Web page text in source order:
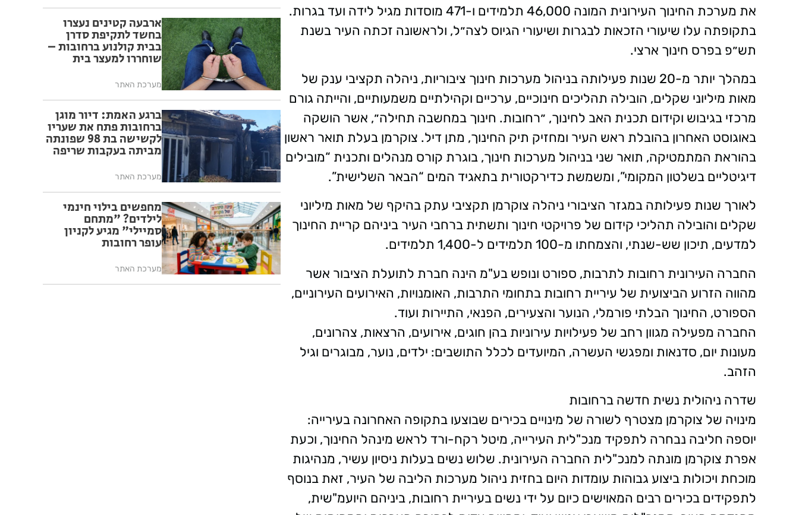
את מערכת החינוך העירונית המונה 46,000 תלמידים ו-471 מוסדות מגיל לידה ועד בגרות.
בתקופתה עלו שיעורי הזכאות לבגרות ושיעורי הגיוס לצה״ל, ולראשונה זכתה העיר בשנת
תש״פ בפרס חינוך ארצי.
במהלך יותר מ-20 שנות פעילותה בניהול מערכות חינוך ציבוריות, ניהלה תקציבי ענק של
מאות מיליוני שקלים, הובילה תהליכים חינוכיים, ערכיים וקהילתיים משמעותיים, והייתה גורם
מרכזי בגיבוש וקידום תכנית האב לחינוך, ״רחובות. חינוך במחשבה תחילה״, אשר הושקה
באוגוסט האחרון בהובלת ראש העיר ומחזיק תיק החינוך, מתן דיל. צוקרמן בעלת תואר ראשון
בהוראת המתמטיקה, תואר שני בניהול מערכות חינוך, בוגרת קורס מנהלים ותכנית “מובילים
דיגיטליים בשלטון המקומי”, ומשמשת כדירקטורית בתאגיד המים “הבאר השלישית”.
לאורך שנות פעילותה במגזר הציבורי ניהלה צוקרמן תקציבי עתק בהיקף של מאות מיליוני
שקלים והובילה תהליכי קידום של פרויקטי חינוך ותשתית ברחבי העיר ביניהם קריית החינוך
למדעים, תיכון שש-שנתי, והצמחתו מ-100 תלמידים ל-1,400 תלמידים.
החברה העירונית רחובות לתרבות, ספורט ונופש בע"מ הינה חברת לתועלת הציבור אשר
מהווה הזרוע הביצועית של עיריית רחובות בתחומי התרבות, האומנויות, האירועים העירוניים,
הספורט, החינוך הבלתי פורמלי, הנוער והצעירים, הפנאי, התיירות ועוד.
החברה מפעילה מגוון רחב של פעילויות עירוניות בהן חוגים, אירועים, הרצאות, צהרונים,
מעונות יום, סדנאות ומפגשי העשרה, המיועדים לכלל התושבים: ילדים, נוער, מבוגרים וגיל
הזהב.
שדרה ניהולית נשית חדשה ברחובות
מינויה של צוקרמן מצטרף לשורה של מינויים בכירים שבוצעו בתקופה האחרונה בעירייה:
יוספה חליבה נבחרה לתפקיד מנכ"לית העירייה, מיטל רקח-ורד לראש מינהל החינוך, וכעת
אפרת צוקרמן מונתה למנכ"לית החברה העירונית. שלוש נשים בעלות ניסיון עשיר, מנהיגות
מוכחת ויכולות ביצוע גבוהות עומדות היום בחזית ניהול מערכות הליבה של העיר, זאת בנוסף
לתפקידים בכירים רבים המאוישים כיום על ידי נשים בעיריית רחובות, ביניהם היועמ"שית,
ארבעה קטינים נעצרו
בחשד לתקיפת סדרן
בבית קולנוע ברחובות –
שוחררו למעצר בית
מערכת האתר
ברגע האמת: דיור מוגן
ברחובות פתח את שעריו
לקשישה בת 98 שפונתה
מביתה בעקבות שריפה
מערכת האתר
מחפשים בילוי חינמי
לילדים? "מתחם
סמיילי" מגיע לקניון
עופר רחובות
מערכת האתר